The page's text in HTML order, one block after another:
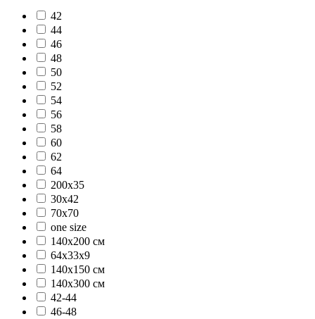
42
44
46
48
50
52
54
56
58
60
62
64
200x35
30х42
70х70
one size
140х200 см
64х33х9
140х150 см
140х300 см
42-44
46-48